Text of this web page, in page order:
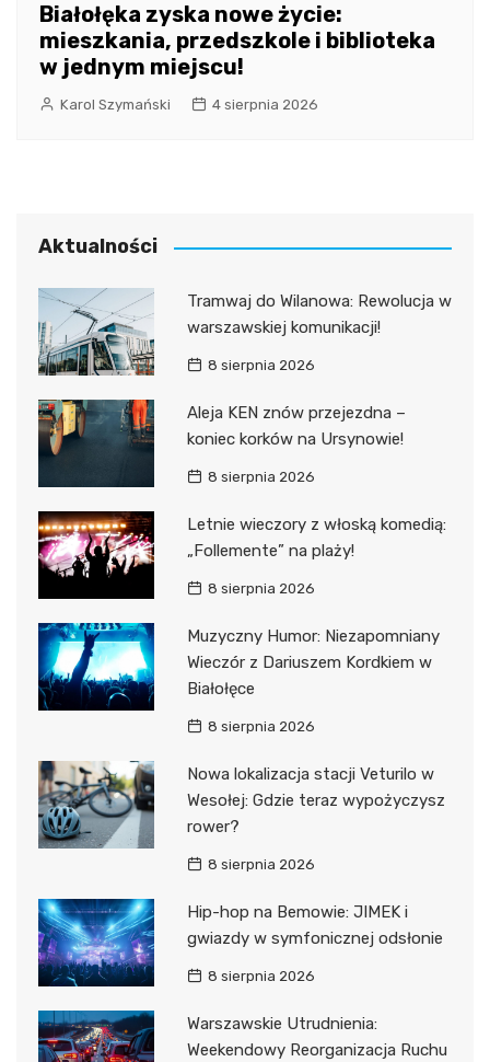
Białołęka zyska nowe życie:
mieszkania, przedszkole i biblioteka
w jednym miejscu!
Karol Szymański 4 sierpnia 2026
Aktualności
Tramwaj do Wilanowa: Rewolucja w
warszawskiej komunikacji!
8 sierpnia 2026
Aleja KEN znów przejezdna –
koniec korków na Ursynowie!
8 sierpnia 2026
Letnie wieczory z włoską komedią:
„Follemente” na plaży!
8 sierpnia 2026
Muzyczny Humor: Niezapomniany
Wieczór z Dariuszem Kordkiem w
Białołęce
8 sierpnia 2026
Nowa lokalizacja stacji Veturilo w
Wesołej: Gdzie teraz wypożyczysz
rower?
8 sierpnia 2026
Hip-hop na Bemowie: JIMEK i
gwiazdy w symfonicznej odsłonie
8 sierpnia 2026
Warszawskie Utrudnienia:
Weekendowy Reorganizacja Ruchu